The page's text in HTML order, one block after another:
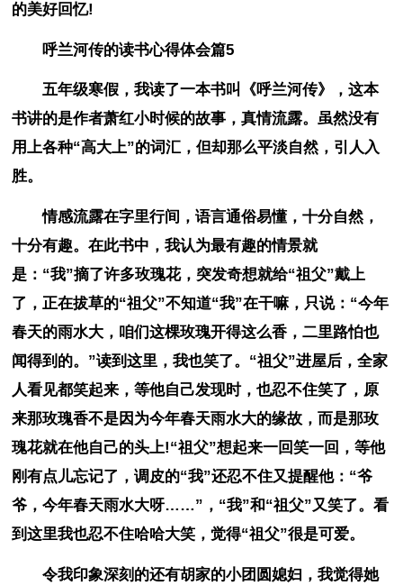
的美好回忆!
呼兰河传的读书心得体会篇5
五年级寒假，我读了一本书叫《呼兰河传》，这本
书讲的是作者萧红小时候的故事，真情流露。虽然没有
用上各种“高大上”的词汇，但却那么平淡自然，引人入
胜。
情感流露在字里行间，语言通俗易懂，十分自然，
十分有趣。在此书中，我认为最有趣的情景就
是：“我”摘了许多玫瑰花，突发奇想就给“祖父”戴上
了，正在拔草的“祖父”不知道“我”在干嘛，只说：“今年
春天的雨水大，咱们这棵玫瑰开得这么香，二里路怕也
闻得到的。”读到这里，我也笑了。“祖父”进屋后，全家
人看见都笑起来，等他自己发现时，也忍不住笑了，原
来那玫瑰香不是因为今年春天雨水大的缘故，而是那玫
瑰花就在他自己的头上!“祖父”想起来一回笑一回，等他
刚有点儿忘记了，调皮的“我”还忍不住又提醒他：“爷
爷，今年春天雨水大呀……”，“我”和“祖父”又笑了。看
到这里我也忍不住哈哈大笑，觉得“祖父”很是可爱。
令我印象深刻的还有胡家的小团圆媳妇，我觉得她